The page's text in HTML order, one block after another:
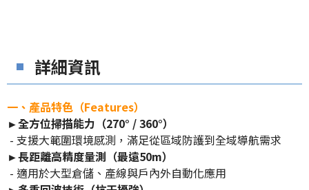
詳細資訊
一、產品特色（Features）
►全方位掃描能力（270° / 360°）
- 支援大範圍環境感測，滿足從區域防護到全域導航需求
►長距離高精度量測（最遠50m）
- 適用於大型倉儲、產線與戶內外自動化應用